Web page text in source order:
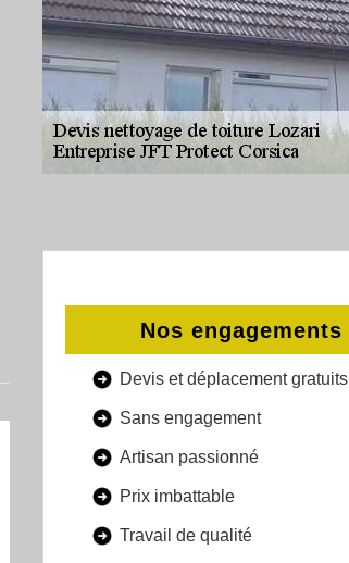
Nos engagements
Devis et déplacement gratuits
Sans engagement
Artisan passionné
Prix imbattable
Travail de qualité